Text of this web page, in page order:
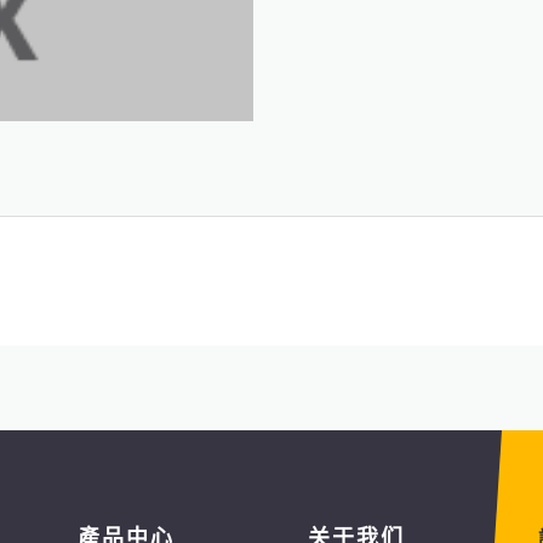
產品中心 关于我们